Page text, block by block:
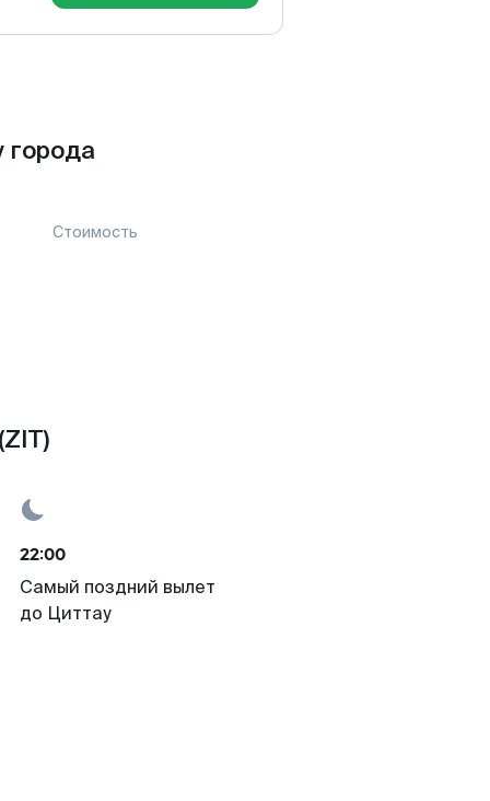
Стоимость
22:00
Самый поздний вылет
до Циттау